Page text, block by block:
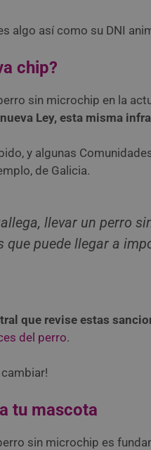
algo así como su DNI
chip?
sin microchip en la
Ley, esta misma
y algunas
de Galicia.
llevar un perro
puede llegar a
que revise estas
del perro.
tu mascota
sin microchip es